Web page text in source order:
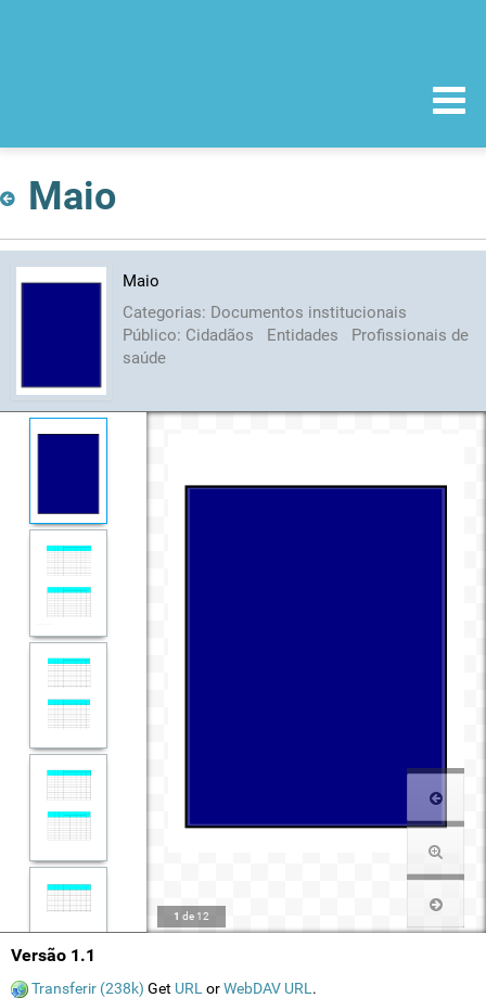
Maio
Maio
Categorias: Documentos institucionais
Público: Cidadãos Entidades
Profissionais de
saúde
1 de 12
Versão 1.1
Transferir (238k) Get URL orWebDAV URL .